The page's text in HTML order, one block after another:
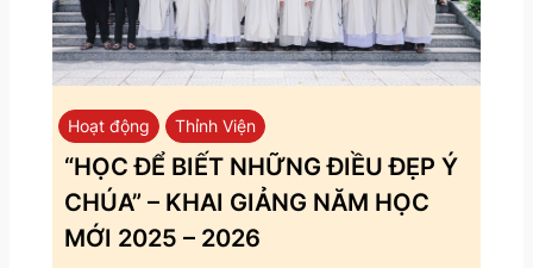
Hoạt động Thỉnh Viện
“HỌC ĐỂ BIẾT NHỮNG ĐIỀU ĐẸP Ý
CHÚA” – KHAI GIẢNG NĂM HỌC
MỚI 2025 – 2026